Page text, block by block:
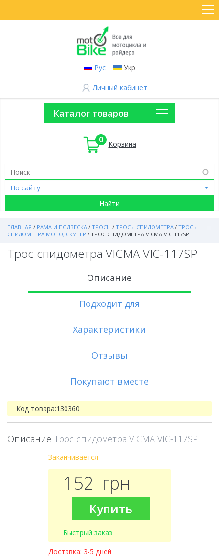
Рус Укр
Личный кабинет
Каталог товаров
0 Корзина
ГЛАВНАЯ / РАМА И ПОДВЕСКА / ТРОСЫ / ТРОСЫ СПИДОМЕТРА / ТРОСЫ
СПИДОМЕТРА МОТО, СКУТЕР / ТРОС СПИДОМЕТРА VICMA VIC-117SP
Трос спидометра VICMA VIC-117SP
Описание
Подходит для
Характеристики
Отзывы
Покупают вместе
Код товара:130360
Описание Трос спидометра VICMA VIC-117SP
Заканчивается
152 грн
Купить
Быстрый заказ
Доставка: 3-5 дней